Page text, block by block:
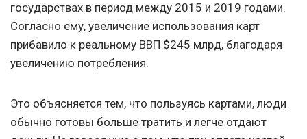
государствах в период между 2015 и 2019 годами.
Согласно ему, увеличение использования карт
прибавило к реальному ВВП $245 млрд, благодаря
увеличению потребления.
Это объясняется тем, что пользуясь картами, люди
обычно готовы больше тратить и легче отдают